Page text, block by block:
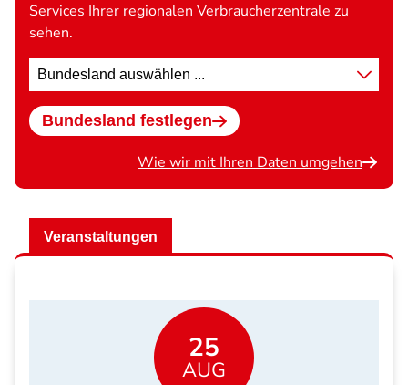
Services Ihrer regionalen Verbraucherzentrale zu
sehen.
Standort
wählen
Bundesland festlegen
Wie wir mit Ihren Daten umgehen
Veranstaltungen
25
AUG